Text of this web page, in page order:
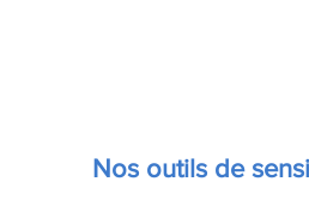
Nos outils de